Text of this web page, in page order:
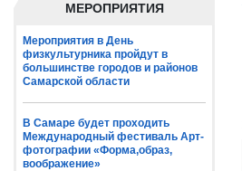
МЕРОПРИЯТИЯ
Мероприятия в День
физкультурника пройдут в
большинстве городов и районов
Самарской области
В Самаре будет проходить
Международный фестиваль Арт-
фотографии «Форма,образ,
воображение»